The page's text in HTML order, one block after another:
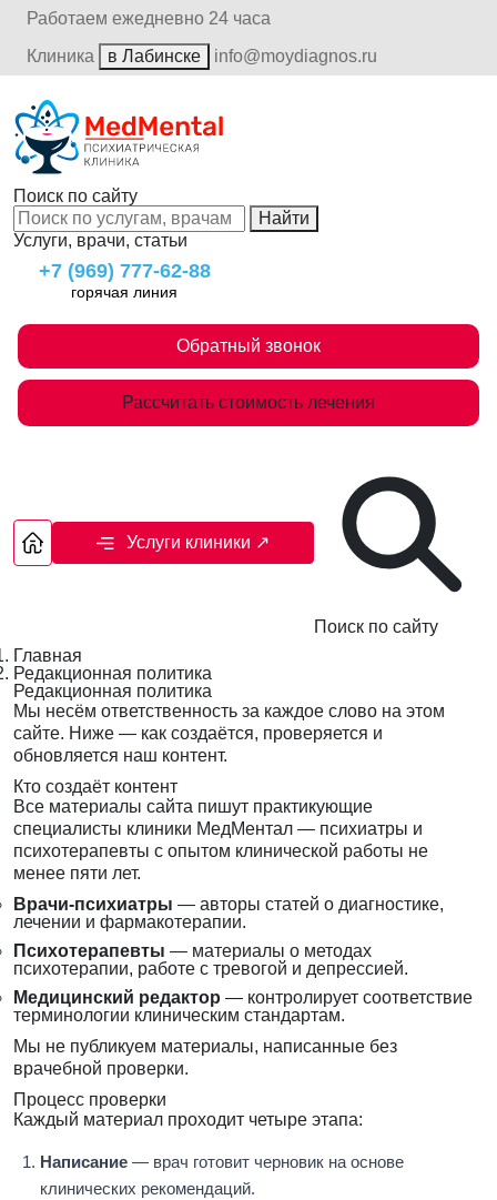
Работаем ежедневно 24 часа
Клиника
в Лабинске info@moydiagnos.ru
Поиск по сайту
Найти
Услуги, врачи, статьи
+7 (969) 777-62-88
горячая линия
Обратный звонок
Рассчитать стоимость лечения
Услуги клиники ↗
Поиск по сайту
Главная
Редакционная политика
Редакционная политика
Мы несём ответственность за каждое слово на этом
сайте. Ниже — как создаётся, проверяется и
обновляется наш контент.
Кто создаёт контент
Все материалы сайта пишут практикующие
специалисты клиники МедМентал — психиатры и
психотерапевты с опытом клинической работы не
менее пяти лет.
Врачи-психиатры — авторы статей о диагностике,
лечении и фармакотерапии.
Психотерапевты — материалы о методах
психотерапии, работе с тревогой и депрессией.
Медицинский редактор — контролирует соответствие
терминологии клиническим стандартам.
Мы не публикуем материалы, написанные без
врачебной проверки.
Процесс проверки
Каждый материал проходит четыре этапа:
Написание — врач готовит черновик на основе
клинических рекомендаций.